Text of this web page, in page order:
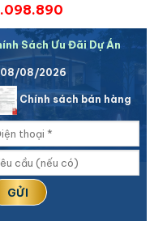
Sách Ưu Đãi Dự Án
08/2026
Chính sách bán hàng